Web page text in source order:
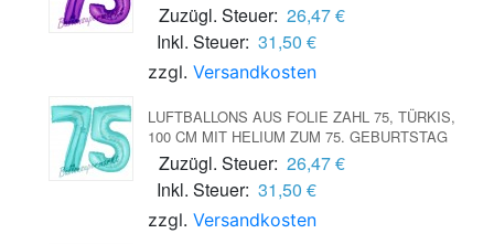
Zuzügl. Steuer: 26,47 €
Inkl. Steuer: 31,50 €
zzgl. Versandkosten
LUFTBALLONS AUS FOLIE ZAHL 75, TÜRKIS,
100 CM MIT HELIUM ZUM 75. GEBURTSTAG
Zuzügl. Steuer: 26,47 €
Inkl. Steuer: 31,50 €
zzgl. Versandkosten